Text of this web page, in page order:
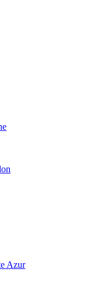
Azur